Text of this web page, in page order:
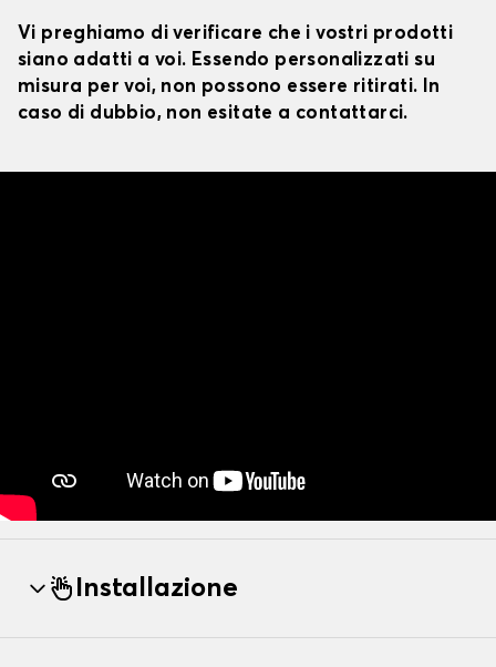
Vi preghiamo di verificare che i vostri prodotti
siano adatti a voi. Essendo personalizzati su
misura per voi, non possono essere ritirati. In
caso di dubbio, non esitate a contattarci.
Installazione